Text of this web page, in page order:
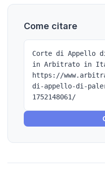
Come citare
Corte di Appello
in Arbitrato in
https://
di-appello-di-
1752148061/